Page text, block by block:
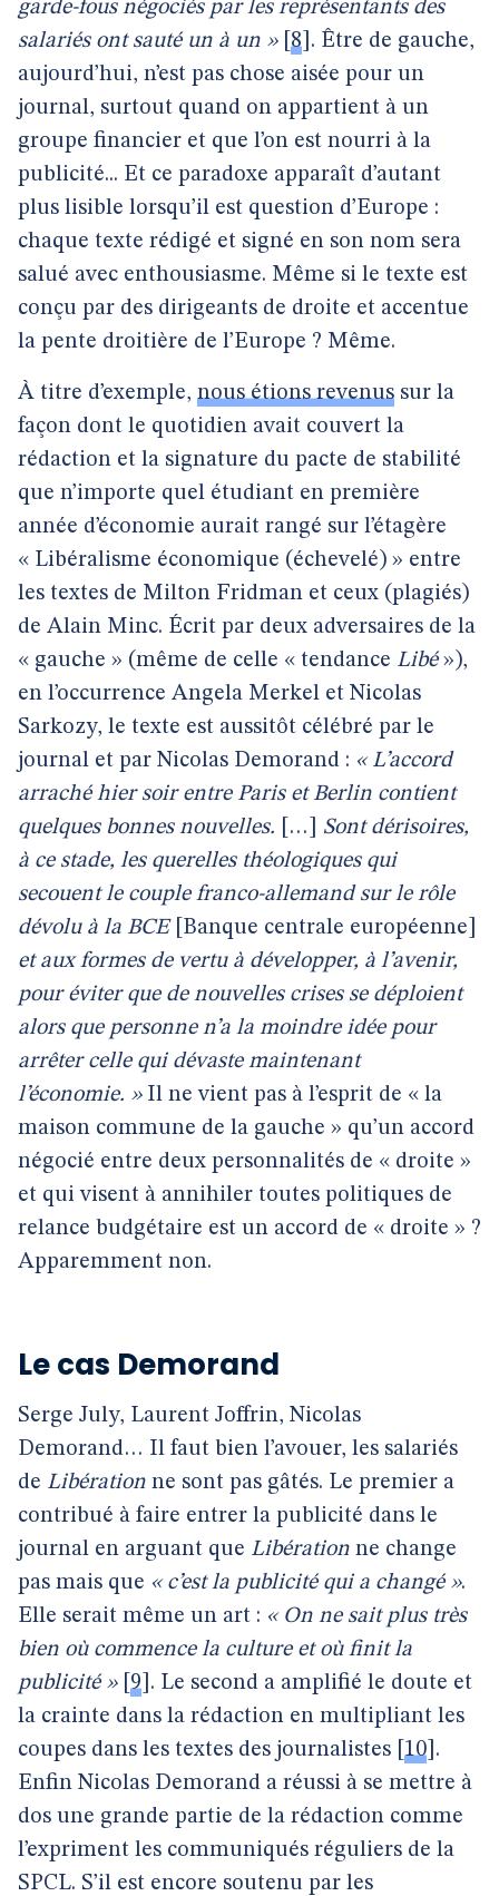
garde-fous négociés par les représentants des
salariés ont sauté un à un »[ 8 . Être de gauche,
aujourd’hui, n’est pas chose aisée pour un
journal, surtout quand on appartient à un
groupe financier et que l’on est nourri à la
publicité... Et ce paradoxe apparaît d’autant
plus lisible lorsqu’il est question d’Europe :
chaque texte rédigé et signé en son nom sera
salué avec enthousiasme. Même si le texte est
conçu par des dirigeants de droite et accentue
la pente droitière de l’Europe ? Même.
À titre d’exemple, nous étions revenus sur la
façon dont le quotidien avait couvert la
rédaction et la signature du pacte de stabilité
que n’importe quel étudiant en première
année d’économie aurait rangé sur l’étagère
« Libéralisme économique (échevelé) » entre
les textes de Milton Fridman et ceux (plagiés)
de Alain Minc. Écrit par deux adversaires de la
« gauche » (même de celle « tendance Libé»),
en l’occurrence Angela Merkel et Nicolas
Sarkozy, le texte est aussitôt célébré par le
journal et par Nicolas Demorand : « L’accord
arraché hier soir entre Paris et Berlin contient
quelques bonnes nouvelles. […]
Sont dérisoires,
à ce stade, les querelles théologiques qui
secouent le couple franco-allemand sur le rôle
dévolu à la BCE [Banque centrale européenne]
et aux formes de vertu à développer, à l’avenir,
pour éviter que de nouvelles crises se déploient
alors que personne n’a la moindre idée pour
arrêter celle qui dévaste maintenant
l’économie. »Il ne vient pas à l’esprit de « la
maison commune de la gauche » qu’un accord
négocié entre deux personnalités de « droite »
et qui visent à annihiler toutes politiques de
relance budgétaire est un accord de « droite » ?
Apparemment non.
Le cas Demorand
Serge July, Laurent Joffrin, Nicolas
Demorand… Il faut bien l’avouer, les salariés
de Libération ne sont pas gâtés. Le premier a
contribué à faire entrer la publicité dans le
journal en arguant que Libération ne change
pas mais que « c’est la publicité qui a changé ».
Elle serait même un art : « On ne sait plus très
bien où commence la culture et où finit la
publicité »[ 9 . Le second a amplifié le doute et
la crainte dans la rédaction en multipliant les
coupes dans les textes des journalistes 10 .
Enfin Nicolas Demorand a réussi à se mettre à
dos une grande partie de la rédaction comme
l’expriment les communiqués réguliers de la
SPCL. S’il est encore soutenu par les